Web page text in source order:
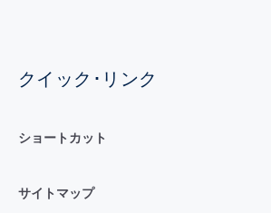
クイック･リンク
ショートカット
サイトマップ